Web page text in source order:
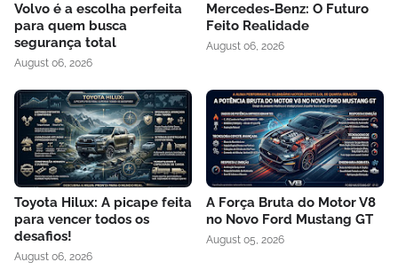
Volvo é a escolha perfeita
para quem busca
segurança total
August 06, 2026
Mercedes-Benz: O Futuro
Feito Realidade
August 06, 2026
Toyota Hilux: A picape feita
para vencer todos os
desafios!
August 06, 2026
A Força Bruta do Motor V8
no Novo Ford Mustang GT
August 05, 2026